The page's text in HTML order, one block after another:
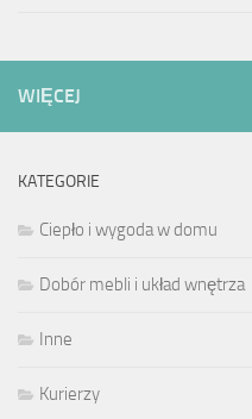
WIĘCEJ
KATEGORIE
Ciepło i wygoda w domu
Dobór mebli i układ wnętrza
Inne
Kurierzy